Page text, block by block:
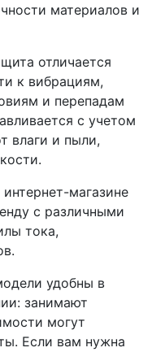
материалов и
отличается
к вибрациям,
и перепадам
с учетом
влаги и пыли,
магазине
с различными
тока,
удобны в
занимают
могут
Если вам нужна